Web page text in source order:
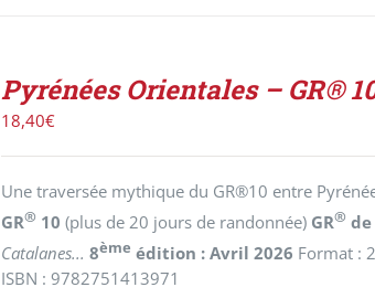
Pyrénées Orientales – GR®
18,40€
Une traversée mythique du GR®10 entre
GR® 10(plus de 20 jours de randonnée) GR® de
Catalanes... 8ème édition : Avril 2026 Format :
ISBN : 9782751413971